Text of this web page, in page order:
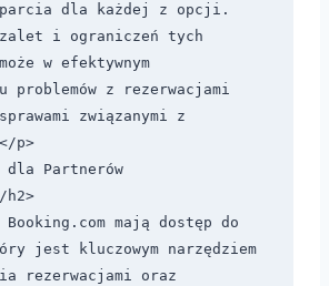
dla każdej z opcji.
zalet i ograniczeń tych
w efektywnym
problemów z rezerwacjami
związanymi z
p>
dla Partnerów
h2>
Booking.com mają dostęp do
jest kluczowym narzędziem
rezerwacjami oraz